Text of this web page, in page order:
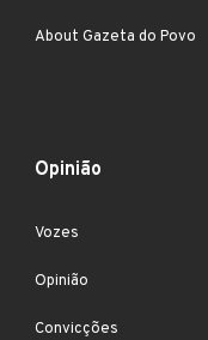
About Gazeta do Povo
Opinião
Vozes
Opinião
Convicções